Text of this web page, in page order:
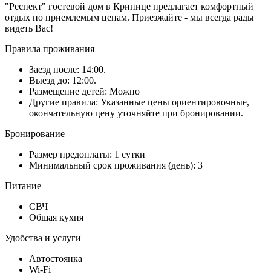
"Респект" гостевой дом в Кринице предлагает комфортный
отдых по приемлемым ценам. Приезжайте - мы всегда рады
видеть Вас!
Правила проживания
Заезд после: 14:00.
Выезд до: 12:00.
Размещение детей: Можно
Другие правила: Указанные цены ориентировочные,
окончательную цену уточняйте при бронировании.
Бронирование
Размер предоплаты: 1 сутки
Минимальный срок проживания (день): 3
Питание
СВЧ
Общая кухня
Удобства и услуги
Автостоянка
Wi-Fi